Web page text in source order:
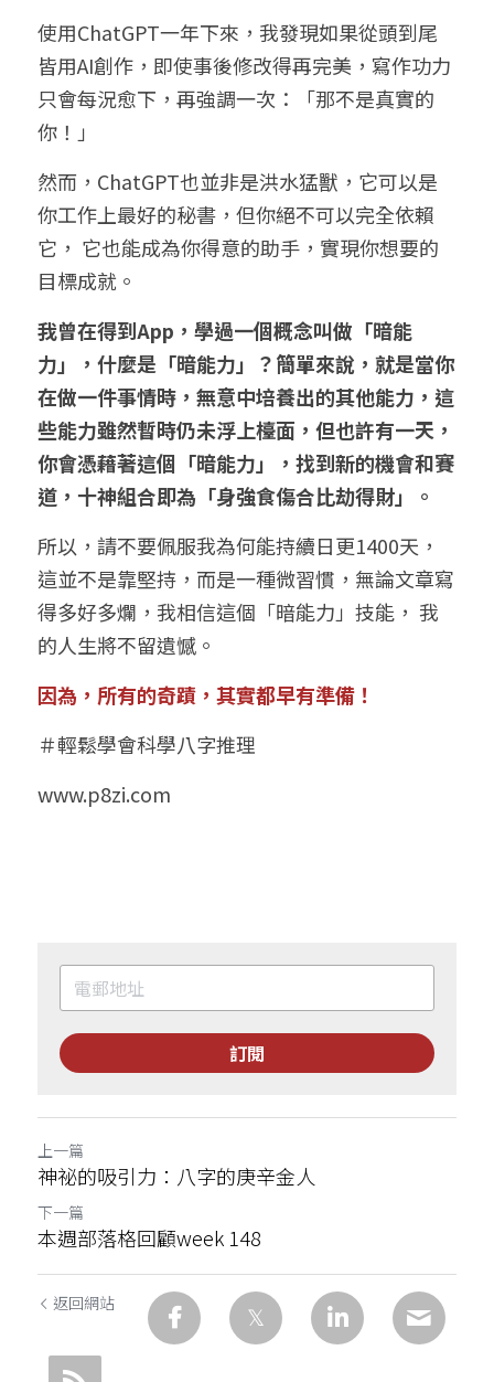
使用ChatGPT一年下來，我發現如果從頭到尾
皆用AI創作，即使事後修改得再完美，寫作功力
只會每況愈下，再強調一次：「那不是真實的
你！」
然而，ChatGPT也並非是洪水猛獸，它可以是
你工作上最好的秘書，但你絕不可以完全依賴
它， 它也能成為你得意的助手，實現你想要的
目標成就。
我曾在得到App，學過一個概念叫做「暗能
力」，什麼是「暗能力」？簡單來說，就是當你
在做一件事情時，無意中培養出的其他能力，這
些能力雖然暫時仍未浮上檯面，但也許有一天，
你會憑藉著這個「暗能力」，找到新的機會和賽
道，十神組合即為「身強食傷合比劫得財」。
所以，請不要佩服我為何能持續日更1400天，
這並不是靠堅持，而是一種微習慣，無論文章寫
得多好多爛，我相信這個「暗能力」技能， 我
的人生將不留遺憾。
因為，所有的奇蹟，其實都早有準備！
＃輕鬆學會科學八字推理
www.p8zi.com
訂閱
上一篇
神祕的吸引力：八字的庚辛金人
下一篇
本週部落格回顧week 148
返回網站